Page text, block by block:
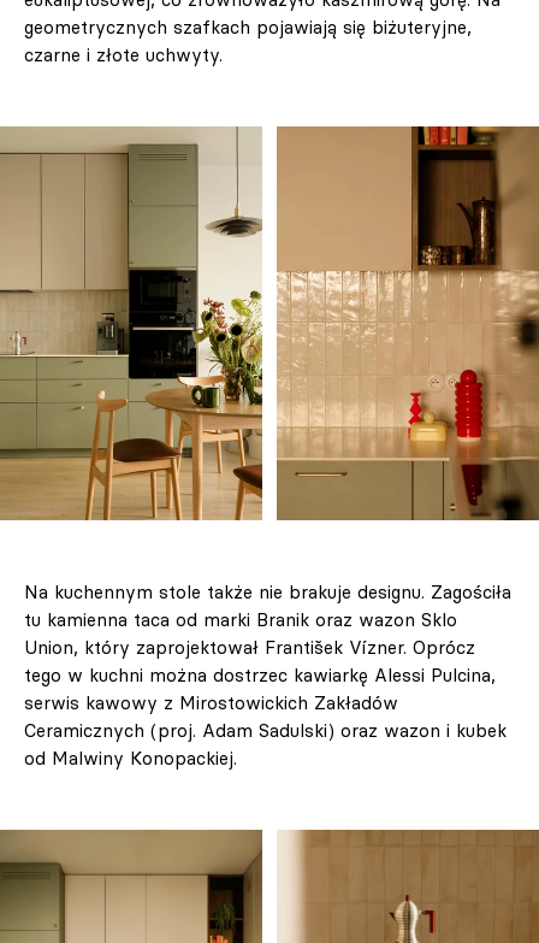
geometrycznych szafkach pojawiają się biżuteryjne,
czarne i złote uchwyty.
Na kuchennym stole także nie brakuje designu. Zagościła
tu kamienna taca od marki Branik oraz wazon Sklo
Union, który zaprojektował František Vízner. Oprócz
tego w kuchni można dostrzec kawiarkę Alessi Pulcina,
serwis kawowy z Mirostowickich Zakładów
Ceramicznych (proj. Adam Sadulski) oraz wazon i kubek
od Malwiny Konopackiej.